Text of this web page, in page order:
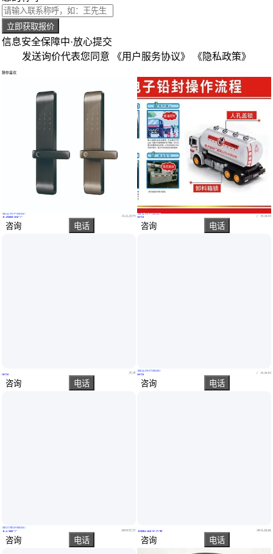
立即获取报价
信息安全保障中·放心提交
发送询价代表您同意 《用户服务协议》 《隐私政策》
猜你喜欢
恒盛智能门锁，智家人牌指纹密码锁，磁卡感应防盗门锁，智能电子防盗门锁，电子安全门锁批发经销
真实性已核验
￥ 2688.00/个 河北沧州
咨询 电话
面议 天津
咨询 电话
北之辰 品质保证 机房门锁 使用寿命长 安装便捷
真实性已核验
￥ 2.98/个 湖南长沙
咨询 电话
防止油品被盗的GPS电子铅封为油罐车油品负责的防盗铅封锁
真实性已核验
面议
广东深圳
咨询 电话
用于货物安全和监控的集装箱一次性GPS电子封条定位器
真实性已核验
面议
广东深圳
咨询 电话
￥680 .00/平方米 湖北宜昌
咨询 电话